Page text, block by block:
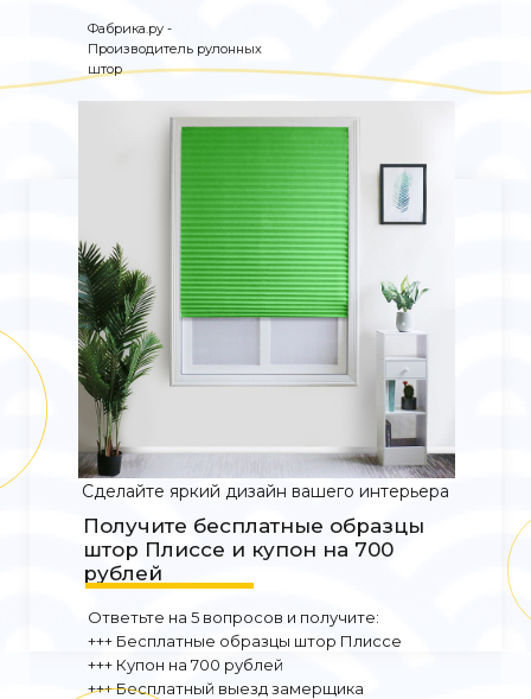
Фабрика.ру -
Производитель рулонных
штор
Сделайте яркий дизайн вашего интерьера
Получите бесплатные образцы
штор Плиссе и купон на 700
рублей
Ответьте на 5 вопросов и получите:
+++ Бесплатные образцы штор Плиссе
+++ Купон на 700 рублей
+++ Бесплатный выезд замерщика